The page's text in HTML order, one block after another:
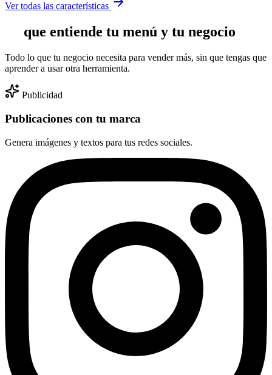
Ver todas las características
que entiende tu menú y tu negocio
Todo lo que tu negocio necesita para vender más, sin que tengas que
aprender a usar otra herramienta.
Publicidad
Publicaciones con tu marca
Genera imágenes y textos para tus redes sociales.